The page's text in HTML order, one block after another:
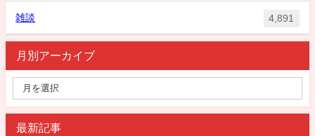
雑談 4,891
月別アーカイブ
最新記事